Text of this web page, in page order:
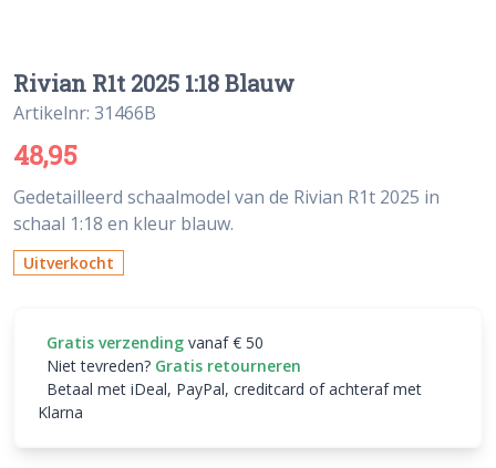
Rivian R1t 2025 1:18 Blauw
Artikelnr: 31466B
48,95
Gedetailleerd schaalmodel van de Rivian R1t 2025 in
schaal 1:18 en kleur blauw.
Uitverkocht
Gratis verzending vanaf € 50
Niet tevreden? Gratis retourneren
Betaal met iDeal, PayPal, creditcard of achteraf met
Klarna